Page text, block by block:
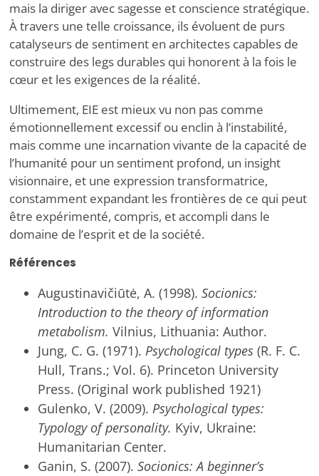
mais la diriger avec sagesse et conscience stratégique.
À travers une telle croissance, ils évoluent de purs
catalyseurs de sentiment en architectes capables de
construire des legs durables qui honorent à la fois le
cœur et les exigences de la réalité.
Ultimement, EIE est mieux vu non pas comme
émotionnellement excessif ou enclin à l’instabilité,
mais comme une incarnation vivante de la capacité de
l’humanité pour un sentiment profond, un insight
visionnaire, et une expression transformatrice,
constamment expandant les frontières de ce qui peut
être expérimenté, compris, et accompli dans le
domaine de l’esprit et de la société.
Références
Augustinavičiūtė, A. (1998). Socionics:
Introduction to the theory of information
metabolism. Vilnius, Lithuania: Author.
Jung, C. G. (1971). Psychological types (R. F. C.
Hull, Trans.; Vol. 6). Princeton University
Press. (Original work published 1921)
Gulenko, V. (2009). Psychological types:
Typology of personality. Kyiv, Ukraine:
Humanitarian Center.
Ganin, S. (2007). Socionics: A beginner’s